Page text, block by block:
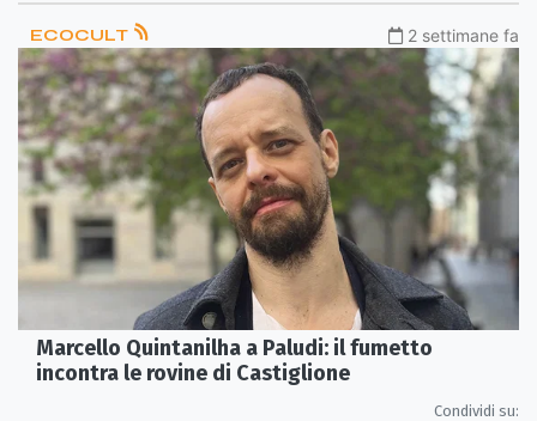
ECOCULT 2 settimane fa
Marcello Quintanilha a Paludi: il fumetto
incontra le rovine di Castiglione
Condividi su: